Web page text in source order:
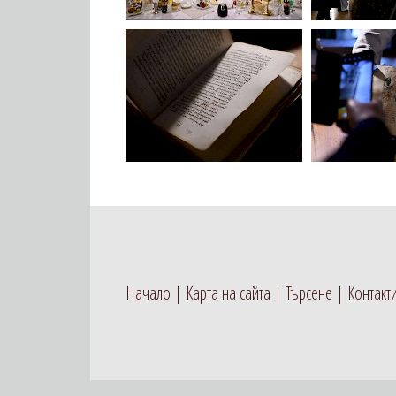
Начало Карта на сайта Търсене